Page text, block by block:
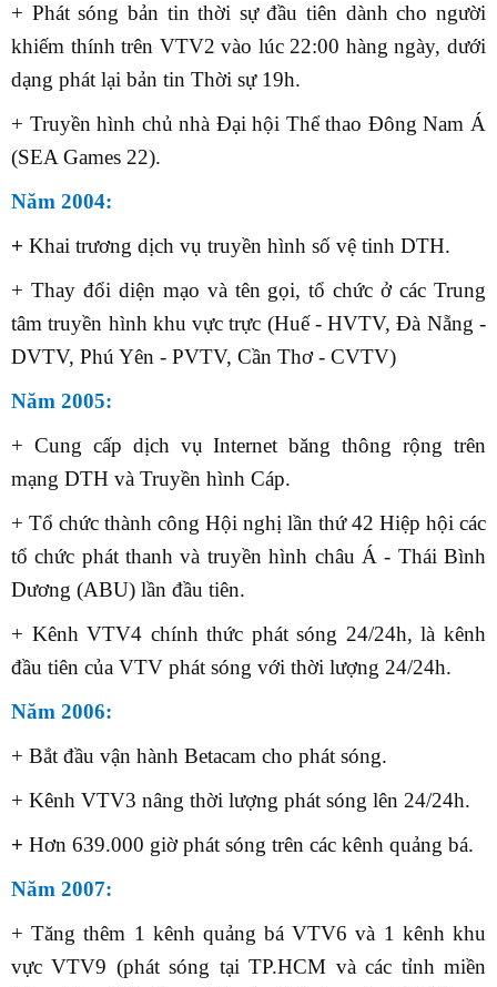
+ Phát sóng bản tin thời sự đầu tiên dành cho người
khiếm thính trên VTV2 vào lúc 22:00 hàng ngày, dưới
dạng phát lại bản tin Thời sự 19h.
+ Truyền hình chủ nhà Đại hội Thể thao Đông Nam Á
(SEA Games 22).
Năm 2004:
+ Khai trương dịch vụ truyền hình số vệ tinh DTH.
+ Thay đổi diện mạo và tên gọi, tổ chức ở các Trung
tâm truyền hình khu vực trực (Huế - HVTV, Đà Nẵng -
DVTV, Phú Yên - PVTV, Cần Thơ - CVTV)
Năm 2005:
+ Cung cấp dịch vụ Internet băng thông rộng trên
mạng DTH và Truyền hình Cáp.
+ Tổ chức thành công Hội nghị lần thứ 42 Hiệp hội các
tổ chức phát thanh và truyền hình châu Á - Thái Bình
Dương (ABU) lần đầu tiên.
+ Kênh VTV4 chính thức phát sóng 24/24h, là kênh
đầu tiên của VTV phát sóng với thời lượng 24/24h.
Năm 2006:
+ Bắt đầu vận hành Betacam cho phát sóng.
+ Kênh VTV3 nâng thời lượng phát sóng lên 24/24h.
+ Hơn 639.000 giờ phát sóng trên các kênh quảng bá.
Năm 2007:
+ Tăng thêm 1 kênh quảng bá VTV6 và 1 kênh khu
vực VTV9 (phát sóng tại TP.HCM và các tỉnh miền